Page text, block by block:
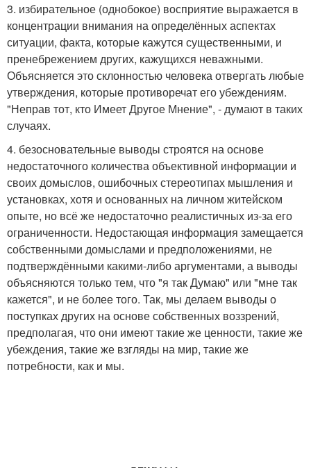
3. избирательное (однобокое) восприятие выражается в
концентрации внимания на определённых аспектах
ситуации, факта, которые кажутся существенными, и
пренебрежением других, кажущихся неважными.
Объясняется это склонностью человека отвергать любые
утверждения, которые противоречат его убеждениям.
"Неправ тот, кто Имеет Другое Мнение", - думают в таких
случаях.
4. безосновательные выводы строятся на основе
недостаточного количества объективной информации и
своих домыслов, ошибочных стереотипах мышления и
установках, хотя и основанных на личном житейском
опыте, но всё же недостаточно реалистичных из-за его
ограниченности. Недостающая информация замещается
собственными домыслами и предположениями, не
подтверждёнными какими-либо аргументами, а выводы
объясняются только тем, что "я так Думаю" или "мне так
кажется", и не более того. Так, мы делаем выводы о
поступках других на основе собственных воззрений,
предполагая, что они имеют такие же ценности, такие же
убеждения, такие же взгляды на мир, такие же
потребности, как и мы.